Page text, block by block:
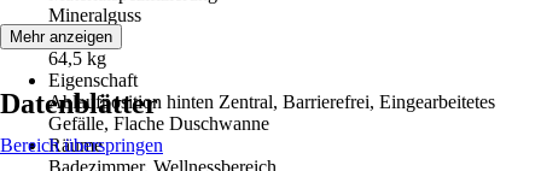
Mineralguss
Gewicht
64,5 kg
Eigenschaft
Ablaufposition hinten Zentral, Barrierefrei, Eingearbeitetes
Gefälle, Flache Duschwanne
Räume
Badezimmer, Wellnessbereich
Mehr anzeigen
Datenblätter
Bereich überspringen